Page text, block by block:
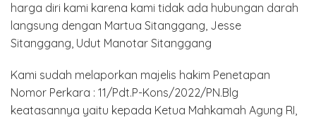
harga diri kami karena kami tidak ada hubungan darah
langsung dengan Martua Sitanggang, Jesse
Sitanggang, Udut Manotar Sitanggang
Kami sudah melaporkan majelis hakim Penetapan
Nomor Perkara : 11/Pdt.P-Kons/2022/PN.Blg
keatasannya yaitu kepada Ketua Mahkamah Agung RI,